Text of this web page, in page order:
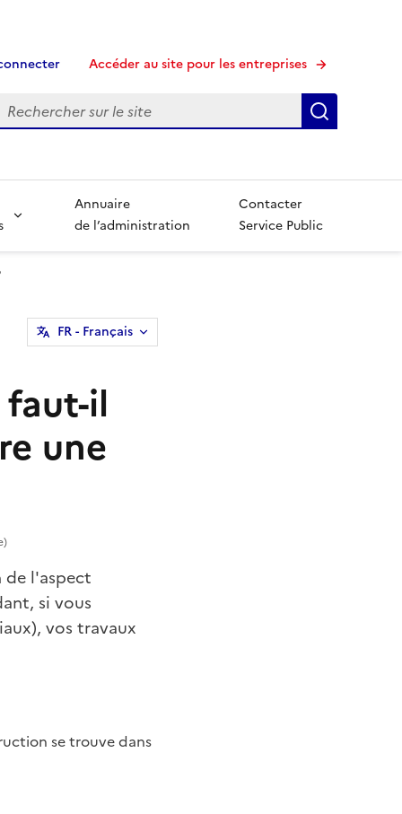
Accéder au site pour les entreprises
Recherche
Annuaire
de l’administration
Contacter
Service Public
FR- Français
il
une
de l'aspect
si vous
vos travaux
se trouve dans